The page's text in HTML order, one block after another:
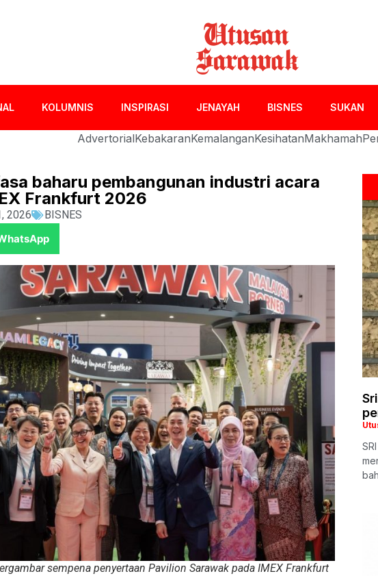
KOLUMNIS INSPIRASI JENAYAH BISNES SUKAN
AdvertorialKebakaranKemalanganKesihatanMakhamah
baharu pembangunan industri acara
Frankfurt 2026
2026
BISNES
sempena penyertaan Pavilion Sarawak pada IMEX Frankfurt